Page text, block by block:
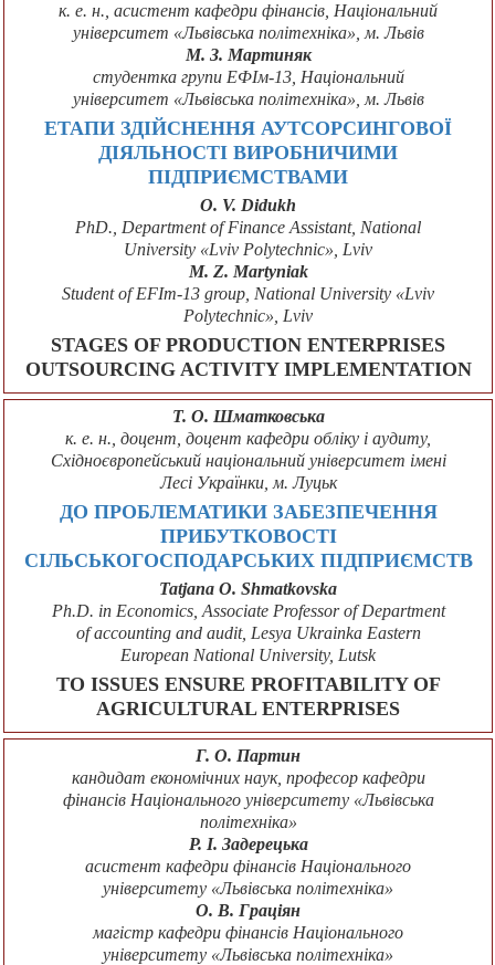
к. е. н., асистент кафедри фінансів, Національний
університет «Львівська політехніка», м. Львів
М. З. Мартиняк
студентка групи ЕФІм-13, Національний
університет «Львівська політехніка», м. Львів
ЕТАПИ ЗДІЙСНЕННЯ АУТСОРСИНГОВОЇ
ДІЯЛЬНОСТІ ВИРОБНИЧИМИ
ПІДПРИЄМСТВАМИ
O. V. Didukh
PhD., Department of Finance Assistant, National
University «Lviv Polytechnic», Lviv
M. Z. Martyniak
Student of EFIm-13 group, National University «Lviv
Polytechnic», Lviv
STAGES OF PRODUCTION ENTERPRISES
OUTSOURCING ACTIVITY IMPLEMENTATION
Т. О. Шматковська
к. е. н., доцент, доцент кафедри обліку і аудиту,
Східноєвропейський національний університет імені
Лесі Українки, м. Луцьк
ДО ПРОБЛЕМАТИКИ ЗАБЕЗПЕЧЕННЯ
ПРИБУТКОВОСТІ
СІЛЬСЬКОГОСПОДАРСЬКИХ ПІДПРИЄМСТВ
Tatjana O. Shmatkovska
Ph.D. in Economics, Associate Professor of Department
of accounting and audit, Lesya Ukrainka Eastern
European National University, Lutsk
TO ISSUES ENSURE PROFITABILITY OF
AGRICULTURAL ENTERPRISES
Г. О. Партин
кандидат економічних наук, професор кафедри
фінансів Національного університету «Львівська
політехніка»
Р. І. Задерецька
асистент кафедри фінансів Національного
університету «Львівська політехніка»
О. В. Граціян
магістр кафедри фінансів Національного
університету «Львівська політехніка»